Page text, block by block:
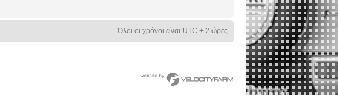
Όλοι οι χρόνοι είναι UTC + 2 ώρες